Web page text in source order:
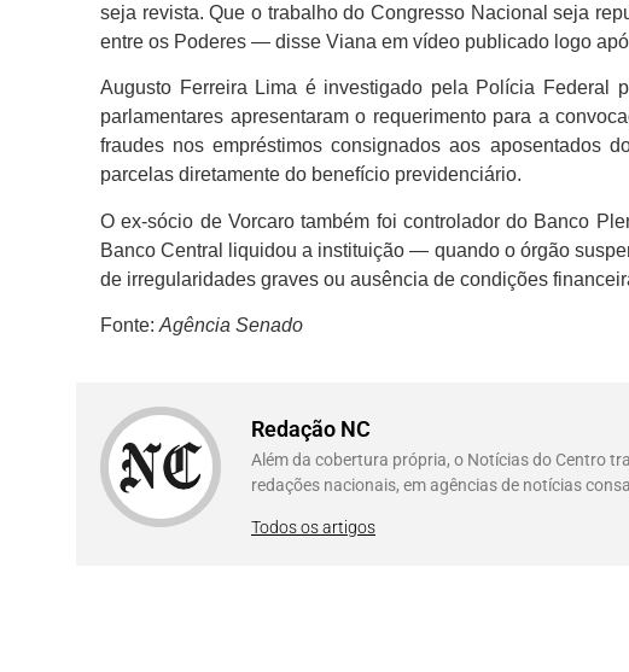
seja revista. Que o trabalho do Congresso Nacional seja
entre os Poderes — disse Viana em vídeo publicado logo
Augusto Ferreira Lima é investigado pela Polícia Federal
parlamentares apresentaram o requerimento para a
fraudes nos empréstimos consignados aos aposentados
parcelas diretamente do benefício previdenciário.
O ex-sócio de Vorcaro também foi controlador do Banco
Banco Central liquidou a instituição — quando o órgão
de irregularidades graves ou ausência de condições
Fonte: Agência Senado
Redação NC
Além da cobertura própria, o Notícias do Centro
redações nacionais, em agências de notícias
Todos os artigos